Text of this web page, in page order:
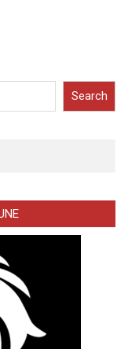
Search